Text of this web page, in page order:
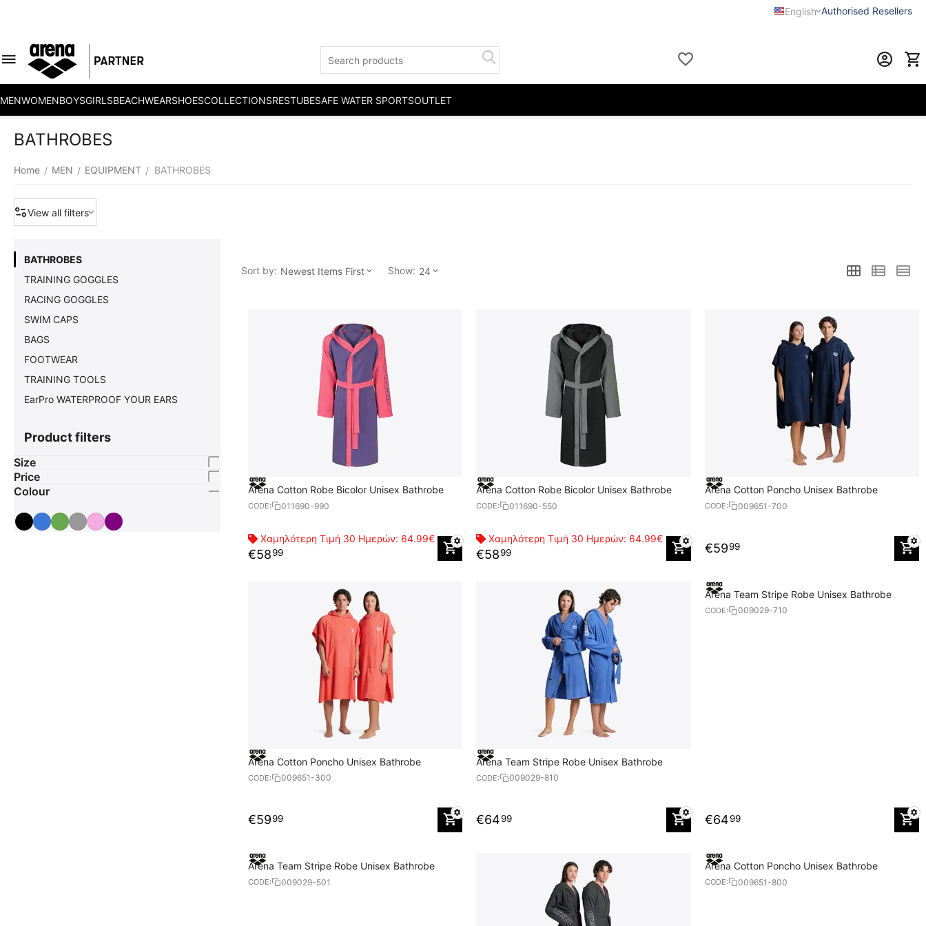
Authorised Resellers
English
MENWOMENBOYSGIRLSBEACHWEARSHOESCOLLECTIONSRESTUBESAFE WATER SPORTSOUTLET
BATHROBES
Home / MEN / EQUIPMENT / BATHROBES
View all filters
Sort by: Newest Items First Show: 24
Arena Cotton Robe Bicolor Unisex Bathrobe
CODE: 011690-990
Χαμηλότερη Τιμή 30 Ημερών: 64.99€
€5899
Arena Cotton Robe Bicolor Unisex Bathrobe
CODE: 011690-550
Χαμηλότερη Τιμή 30 Ημερών: 64.99€
€5899
Arena Cotton Poncho Unisex Bathrobe
CODE: 009651-700
€5999
Arena Cotton Poncho Unisex Bathrobe
CODE: 009651-300
€5999
Arena Team Stripe Robe Unisex Bathrobe
CODE: 009029-810
€6499
Arena Team Stripe Robe Unisex Bathrobe
CODE: 009029-710
€6499
Arena Team Stripe Robe Unisex Bathrobe
CODE: 009029-501
Arena Cotton Poncho Unisex Bathrobe
CODE: 009651-800
BATHROBES
TRAINING GOGGLES
RACING GOGGLES
SWIM CAPS
BAGS
FOOTWEAR
TRAINING TOOLS
EarPro WATERPROOF YOUR EARS
Product filters
Size
Price
Colour